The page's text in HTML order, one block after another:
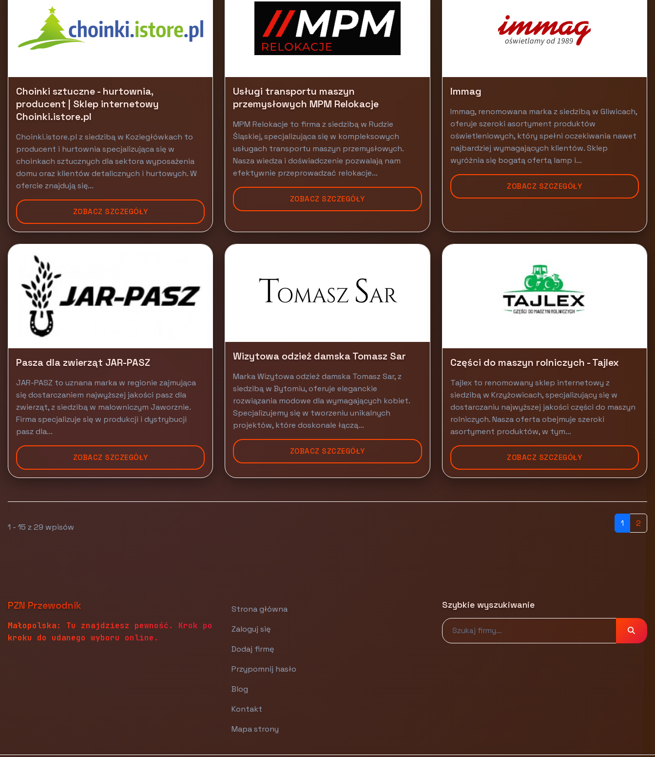
Choinki sztuczne - hurtownia,
producent | Sklep internetowy
Choinki.istore.pl
Choinki.istore.pl z siedzibą w Koziegłówkach to
producent i hurtownia specjalizująca się w
choinkach sztucznych dla sektora wyposażenia
domu oraz klientów detalicznych i hurtowych. W
ofercie znajdują się...
ZOBACZ SZCZEGÓŁY
Usługi transportu maszyn
przemysłowych MPM Relokacje
MPM Relokacje to firma z siedzibą w Rudzie
Śląskiej, specjalizująca się w kompleksowych
usługach transportu maszyn przemysłowych.
Nasza wiedza i doświadczenie pozwalają nam
efektywnie przeprowadzać relokacje...
ZOBACZ SZCZEGÓŁY
Immag
Immag, renomowana marka z siedzibą w Gliwicach,
oferuje szeroki asortyment produktów
oświetleniowych, który spełni oczekiwania nawet
najbardziej wymagających klientów. Sklep
wyróżnia się bogatą ofertą lamp i...
ZOBACZ SZCZEGÓŁY
Pasza dla zwierząt JAR-PASZ
JAR-PASZ to uznana marka w regionie zajmująca
się dostarczaniem najwyższej jakości pasz dla
zwierząt, z siedzibą w malowniczym Jaworznie.
Firma specjalizuje się w produkcji i dystrybucji
pasz dla...
ZOBACZ SZCZEGÓŁY
Wizytowa odzież damska Tomasz Sar
Marka Wizytowa odzież damska Tomasz Sar, z
siedzibą w Bytomiu, oferuje eleganckie
rozwiązania modowe dla wymagających kobiet.
Specjalizujemy się w tworzeniu unikalnych
projektów, które doskonale łączą...
ZOBACZ SZCZEGÓŁY
Części do maszyn rolniczych - Tajlex
Tajlex to renomowany sklep internetowy z
siedzibą w Krzyżowicach, specjalizujący się w
dostarczaniu najwyższej jakości części do maszyn
rolniczych. Nasza oferta obejmuje szeroki
asortyment produktów, w tym...
ZOBACZ SZCZEGÓŁY
1 - 15 z 29 wpisów 1 2
PZN Przewodnik
Małopolska: Tu znajdziesz pewność. Krok po
kroku do udanego wyboru online.
Strona główna
Zaloguj się
Dodaj firmę
Przypomnij hasło
Blog
Kontakt
Mapa strony
Szybkie wyszukiwanie